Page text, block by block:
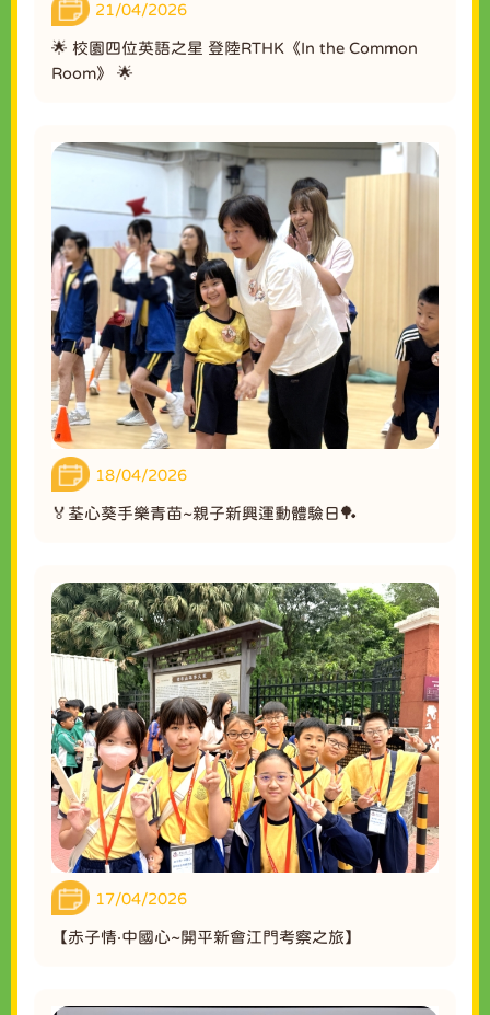
21/04/2026
🌟 校園四位英語之星 登陸RTHK《In the Common
Room》 🌟
18/04/2026
🏅荃心葵手樂青苗~親子新興運動體驗日🏓
17/04/2026
【赤子情‧中國心~開平新會江門考察之旅】